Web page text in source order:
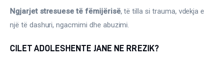
Semundjet e zemres
Ngjarjet stresuese të fëmijërisë, të tilla si trauma, vdekja e
një të dashuri, ngacmimi dhe abuzimi.
CILET ADOLESHENTE JANE NE RREZIK?